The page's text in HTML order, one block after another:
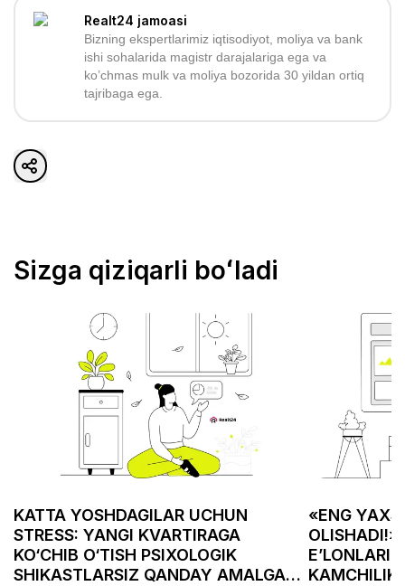
Realt24 jamoasi
Bizning ekspertlarimiz iqtisodiyot, moliya va bank
ishi sohalarida magistr darajalariga ega va
ko’chmas mulk va moliya bozorida 30 yildan ortiq
tajribaga ega.
Sizga qiziqarli boʻladi
KATTA YOSHDAGILAR UCHUN
STRESS: YANGI KVARTIRAGA
KO‘CHIB O‘TISH PSIXOLOGIK
SHIKASTLARSIZ QANDAY AMALGA
«ENG